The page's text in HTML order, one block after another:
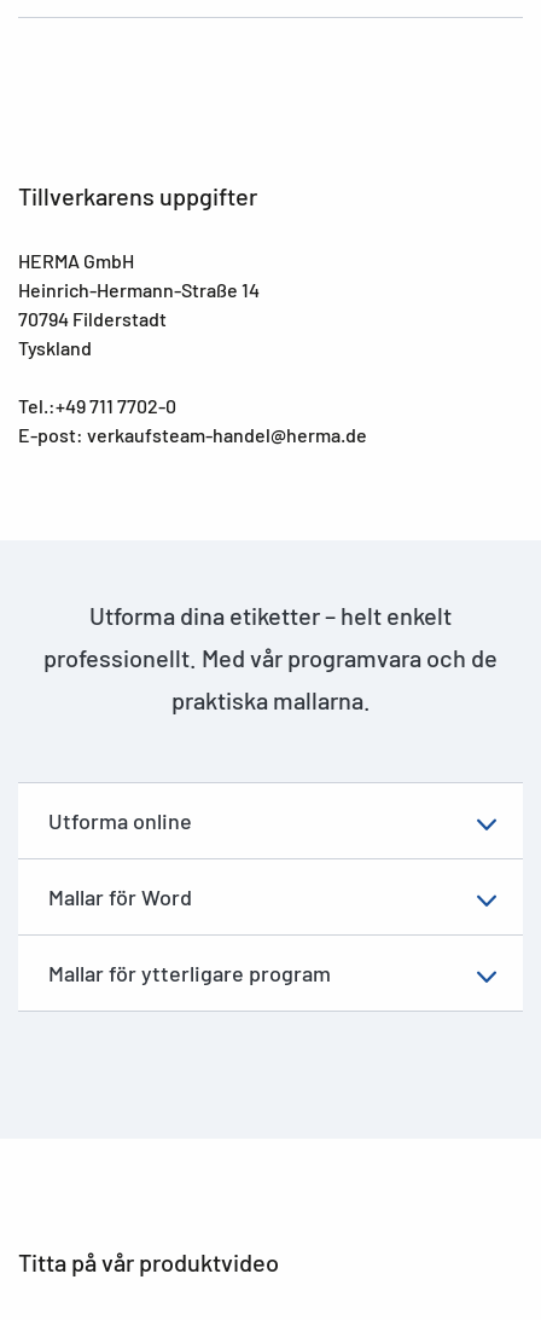
Tillverkarens uppgifter
HERMA GmbH
Heinrich-Hermann-Straße 14
70794 Filderstadt
Tyskland
Tel.:+49 711 7702-0
E-post: verkaufsteam-handel@herma.de
Utforma dina etiketter – helt enkelt
professionellt. Med vår programvara och de
praktiska mallarna.
Utforma online
Mallar för Word
Mallar för ytterligare program
Titta på vår produktvideo